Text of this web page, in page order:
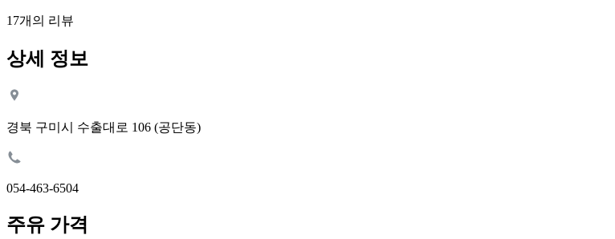
17개의 리뷰
상세 정보
경북 구미시 수출대로 106 (공단동)
054-463-6504
주유 가격